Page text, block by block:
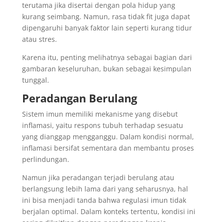
terutama jika disertai dengan pola hidup yang
kurang seimbang. Namun, rasa tidak fit juga dapat
dipengaruhi banyak faktor lain seperti kurang tidur
atau stres.
Karena itu, penting melihatnya sebagai bagian dari
gambaran keseluruhan, bukan sebagai kesimpulan
tunggal.
Peradangan Berulang
Sistem imun memiliki mekanisme yang disebut
inflamasi, yaitu respons tubuh terhadap sesuatu
yang dianggap mengganggu. Dalam kondisi normal,
inflamasi bersifat sementara dan membantu proses
perlindungan.
Namun jika peradangan terjadi berulang atau
berlangsung lebih lama dari yang seharusnya, hal
ini bisa menjadi tanda bahwa regulasi imun tidak
berjalan optimal. Dalam konteks tertentu, kondisi ini